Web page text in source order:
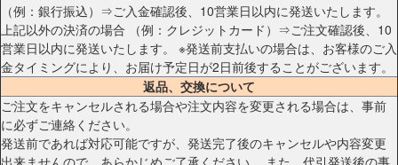
（例：銀行振込）⇒ご入金確認後、10営業日以内に発送いたします。
上記以外の決済の場合 （例：クレジットカード）⇒ご注文確認後、10
営業日以内に発送いたします。 ※発送前支払いの場合は、お客様のご入
金タイミングにより、お届け予定日が2日前後することがございます。
返品、交換について
ご注文をキャンセルされる場合や注文内容を変更される場合は、事前
に必ずご連絡ください。
発送前であれば対応可能ですが、発送完了後のキャンセルや内容変更